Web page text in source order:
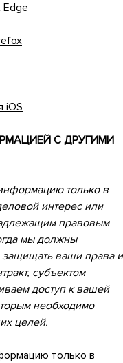
iOS
С ДРУГИМИ
только в
интерес или
правовым
мы должны
защищать ваши права и
субъектом
доступ к вашей
необходимо
целей.
только в